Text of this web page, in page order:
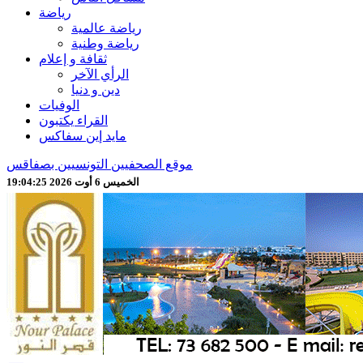
رياضة
رياضة عالمية
رياضة وطنية
ثقافة و إعلام
الرأي الآخر
دين و دنيا
الوفيات
القراء يكتبون
مايد إين سفاكس
موقع الصحفيين التونسيين بصفاقس
الخميس 6 أوت 2026 19:04:27